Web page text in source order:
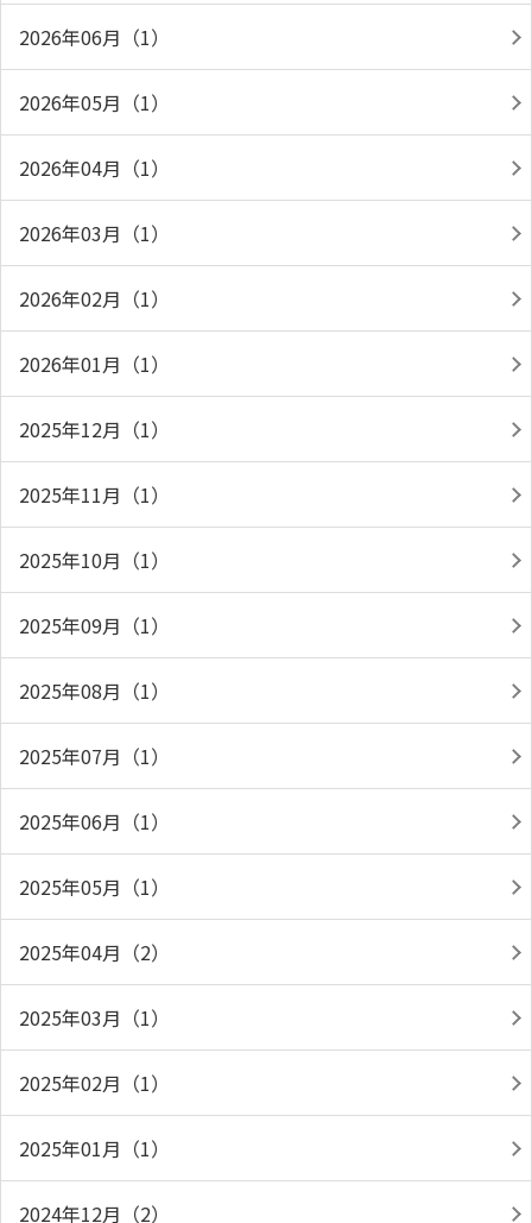
2026年06月（1）
2026年05月（1）
2026年04月（1）
2026年03月（1）
2026年02月（1）
2026年01月（1）
2025年12月（1）
2025年11月（1）
2025年10月（1）
2025年09月（1）
2025年08月（1）
2025年07月（1）
2025年06月（1）
2025年05月（1）
2025年04月（2）
2025年03月（1）
2025年02月（1）
2025年01月（1）
2024年12月（2）